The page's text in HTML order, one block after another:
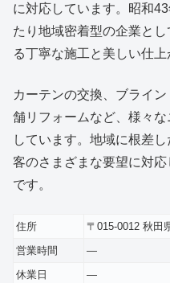
に対応しています。昭和
たり地域密着型の企業と
る丁寧な施工と美しい仕上
カーテンの交換、ブライ
舗リフォームなど、様々
しています。地域に根差
客のさまざまな要望に対
です。
住所 〒015-0012 秋田
営業時間
―
休業日
―